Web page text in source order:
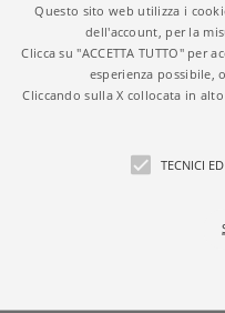
Questo sito web utilizza i
dell'account, per la
Clicca su "ACCETTA TUTTO"
esperienza possibile,
Cliccando sulla X collocata in
TECNICI